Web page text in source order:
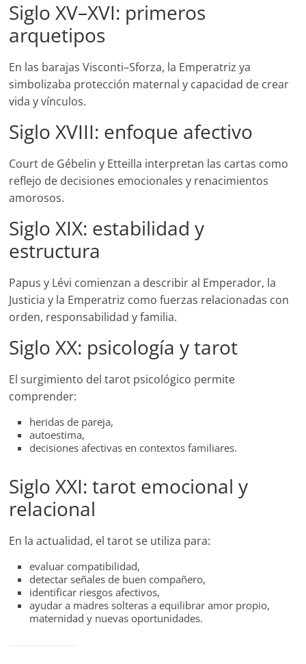
Siglo XV–XVI: primeros
arquetipos
En las barajas Visconti–Sforza, la Emperatriz ya
simbolizaba protección maternal y capacidad de crear
vida y vínculos.
Siglo XVIII: enfoque afectivo
Court de Gébelin y Etteilla interpretan las cartas como
reflejo de decisiones emocionales y renacimientos
amorosos.
Siglo XIX: estabilidad y
estructura
Papus y Lévi comienzan a describir al Emperador, la
Justicia y la Emperatriz como fuerzas relacionadas con
orden, responsabilidad y familia.
Siglo XX: psicología y tarot
El surgimiento del tarot psicológico permite
comprender:
heridas de pareja,
autoestima,
decisiones afectivas en contextos familiares.
Siglo XXI: tarot emocional y
relacional
En la actualidad, el tarot se utiliza para:
evaluar compatibilidad,
detectar señales de buen compañero,
identificar riesgos afectivos,
ayudar a madres solteras a equilibrar amor propio,
maternidad y nuevas oportunidades.